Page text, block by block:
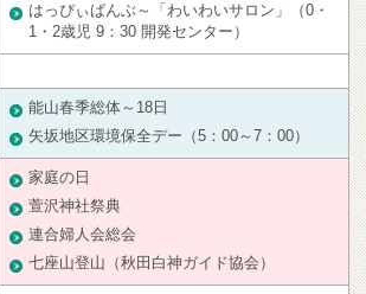
はっぴぃばんぶ～「わいわいサロン」（0・
1・2歳児 9：30 開発センター）
能山春季総体～18日
矢坂地区環境保全デー（5：00～7：00）
家庭の日
萱沢神社祭典
連合婦人会総会
七座山登山（秋田白神ガイド協会）